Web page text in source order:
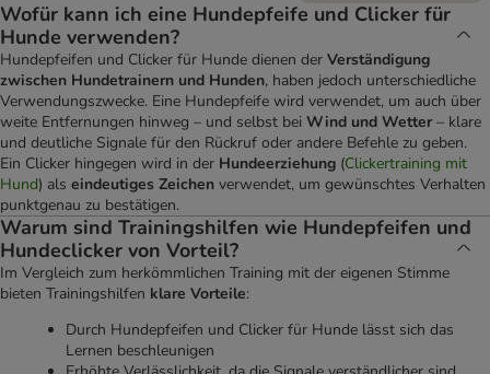
Wofür kann ich eine Hundepfeife und Clicker für
Hunde verwenden?
Hundepfeifen und Clicker für Hunde dienen der Verständigung
zwischen Hundetrainern und Hunden, haben jedoch unterschiedliche
Verwendungszwecke. Eine Hundepfeife wird verwendet, um auch über
weite Entfernungen hinweg – und selbst bei Wind und Wetter– klare
und deutliche Signale für den Rückruf oder andere Befehle zu geben.
Ein Clicker hingegen wird in der Hundeerziehung (Clickertraining mit
Hund) als eindeutiges Zeichen verwendet, um gewünschtes Verhalten
punktgenau zu bestätigen.
Warum sind Trainingshilfen wie Hundepfeifen und
Hundeclicker von Vorteil?
Im Vergleich zum herkömmlichen Training mit der eigenen Stimme
bieten Trainingshilfen klare Vorteile:
Durch Hundepfeifen und Clicker für Hunde lässt sich das
Lernen beschleunigen